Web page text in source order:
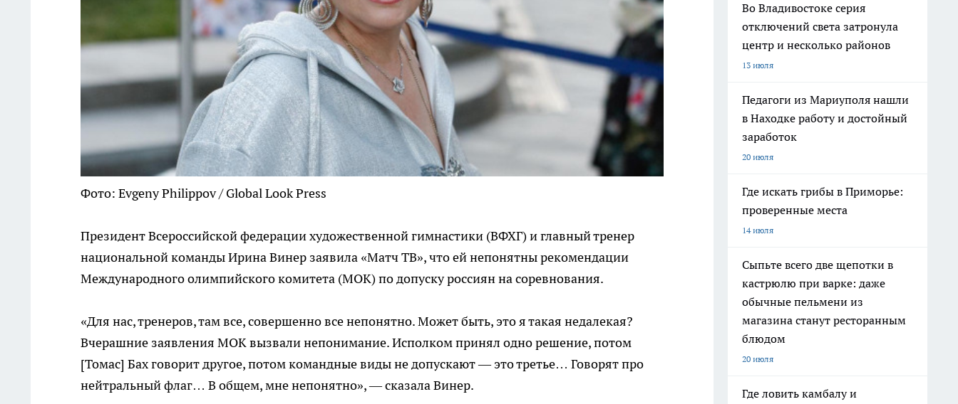
Фото: Evgeny Philippov / Global Look Press
Президент Всероссийской федерации художественной гимнастики (ВФХГ) и главный тренер
национальной команды Ирина Винер заявила «Матч ТВ», что ей непонятны рекомендации
Международного олимпийского комитета (МОК) по допуску россиян на соревнования.
«Для нас, тренеров, там все, совершенно все непонятно. Может быть, это я такая недалекая?
Вчерашние заявления МОК вызвали непонимание. Исполком принял одно решение, потом
[Томас] Бах говорит другое, потом командные виды не допускают — это третье… Говорят про
нейтральный флаг… В общем, мне непонятно», — сказала Винер.
Во Владивостоке серия
отключений света затронула
центр и несколько районов
13 июля
Педагоги из Мариуполя нашли
в Находке работу и достойный
заработок
20 июля
Где искать грибы в Приморье:
проверенные места
14 июля
Сыпьте всего две щепотки в
кастрюлю при варке: даже
обычные пельмени из
магазина станут ресторанным
блюдом
20 июля
Где ловить камбалу и